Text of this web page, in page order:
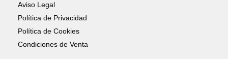
Aviso Legal
Política de Privacidad
Política de Cookies
Condiciones de Venta